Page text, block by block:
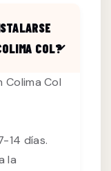
COL?
Colima Col
14 días.
la